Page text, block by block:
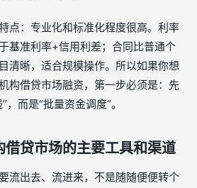
点：专业化和标准化程度很高。利率
基准利率+信用利差；合同比普通个
清晰，适合规模操作。所以如果你想
构借贷市场融资，第一步必须是：先
而是“批量资金调度”。
借贷市场的主要工具和渠道
流出去、流进来，不是随随便便转个